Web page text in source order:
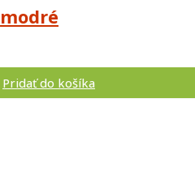
modré
Pridať do košíka